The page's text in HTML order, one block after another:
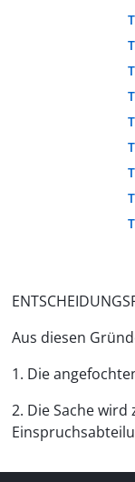
Aus diesen
1. Die
2. Die Sache